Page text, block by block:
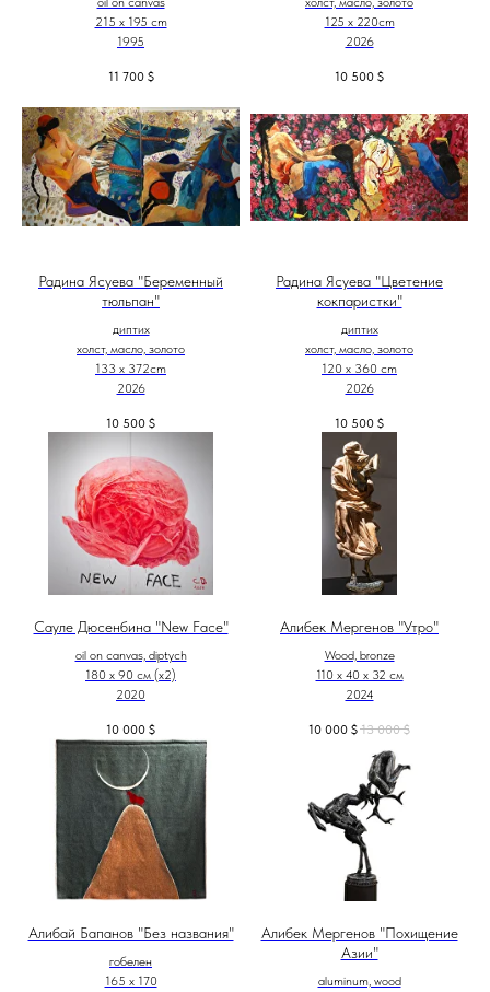
215 x 195 cm
1995
11 700 $
125 х 220cm
2026
10 500 $
Радина Ясуева "Беременный
тюльпан"
диптих
холст, масло, золото
133 х 372cm
2026
10 500 $
Радина Ясуева "Цветение
кокпаристки"
диптих
холст, масло, золото
120 х 360 cm
2026
10 500 $
Сауле Дюсенбина "New Face"
oil on canvas, diptych
180 x 90 см (х2)
2020
10 000 $
Алибек Мергенов "Утро"
Wood, bronze
110 х 40 х 32 см
2024
10 000 $ 13 000 $
Алибай Бапанов "Без названия"
гобелен
165 x 170
Алибек Мергенов "Похищение
Азии"
aluminum, wood